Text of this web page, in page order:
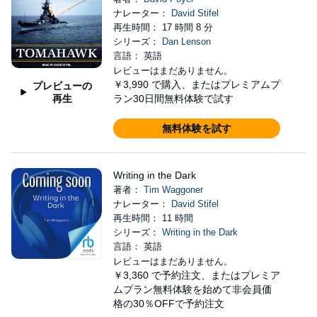
プレビューの
再生
ナレーター：
David Stifel
再生時間： 17 時間 8 分
シリーズ：
Dan Lenson
言語： 英語
レビューはまだありません。
￥3,990 で購入、またはプレミアムプ
ラン30日間無料体験で試す
無料体験を試す
Writing in the Dark
著者： Tim Waggoner
ナレーター：
David Stifel
再生時間： 11 時間
シリーズ： Writing in the Dark
言語： 英語
レビューはまだありません。
￥3,360 で予約注文、またはプレミア
ムプラン無料体験を始めて非会員価
格の30％OFFで予約注文